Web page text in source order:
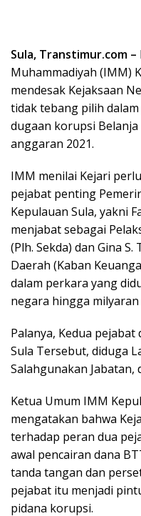
Sula, Transtimur.com –
Muhammadiyah (IMM)
mendesak Kejaksaan
tidak tebang pilih
dugaan korupsi
anggaran 2021.
IMM menilai Kejari
pejabat penting
Kepulauan Sula, yakni
menjabat sebagai
(Plh. Sekda) dan Gina
Daerah (Kaban
dalam perkara yang
negara hingga
Palanya, Kedua
Sula Tersebut, diduga
Salahgunakan Jabatan,
Ketua Umum IMM
mengatakan bahwa
terhadap peran dua
awal pencairan dana
tanda tangan dan
pejabat itu menjadi
pidana korupsi.